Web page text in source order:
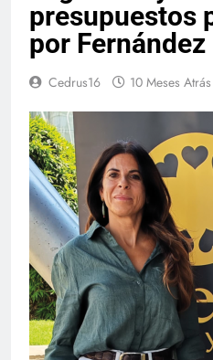
presupuestos
por
Cedrus16 10 Meses Atrás